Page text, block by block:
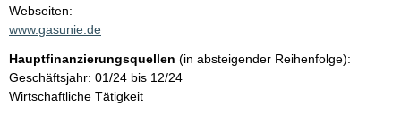
t
a
t
i
n
Webseiten:
www.gasunie.de
Hauptfinanzierungsquellen (in absteigender Reihenfolge):
Geschäftsjahr: 01/24 bis 12/24
Wirtschaftliche Tätigkeit